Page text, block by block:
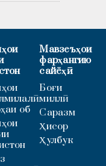
об
Мавзеъҳои
фарҳангию
сайёҳӣ
Боғи
миллӣ
Саразм
Ҳисор
Ҳулбук